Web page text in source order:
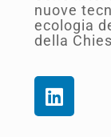
nuove
ecologia
della